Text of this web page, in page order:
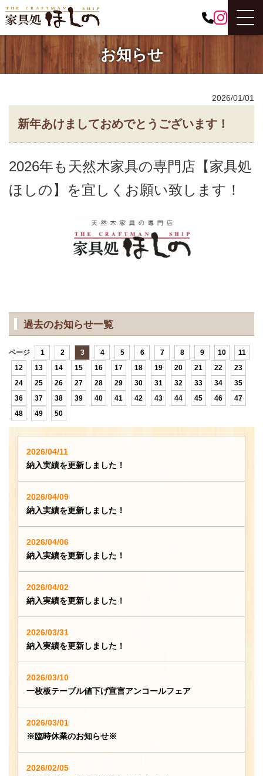
お知らせ
2026/01/01
新年あけましておめでとうございます！
2026年も天然木家具の専門店【家具処
ほしの】を宜しくお願い致します！
過去のお知らせ一覧
ページ 1 2 3 4 5 6 7 8 9 10
11
12
13 14 15 16 17 18 19 20 21 22
23
24
25 26 27 28 29 30 31 32 33 34
35
36
37 38 39 40 41 42 43 44 45 46
47
48
49 50
2026/04/11
納入実績を更新しました！
2026/04/09
納入実績を更新しました！
2026/04/06
納入実績を更新しました！
2026/04/02
納入実績を更新しました！
2026/03/31
納入実績を更新しました！
2026/03/10
一枚板テーブル値下げ宣言アンコールフェア
2026/03/01
※臨時休業のお知らせ※
2026/02/05